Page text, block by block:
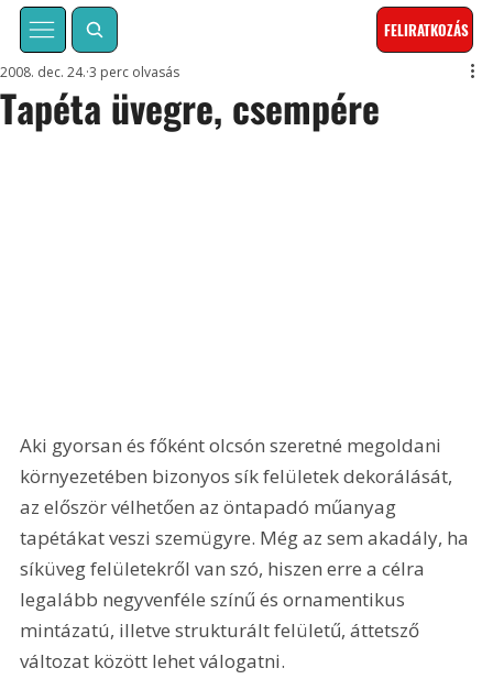
FELIRATKOZÁS
Tapéta üvegre, csempére
2008. dec. 24. 3 perc olvasás
Aki gyorsan és főként olcsón szeretné megoldani
környezetében bizonyos sík felületek dekorálását,
az először vélhetően az öntapadó műanyag
tapétákat veszi szemügyre. Még az sem akadály, ha
síküveg felületekről van szó, hiszen erre a célra
legalább negyvenféle színű és ornamentikus
mintázatú, illetve strukturált felületű, áttetsző
változat között lehet válogatni.